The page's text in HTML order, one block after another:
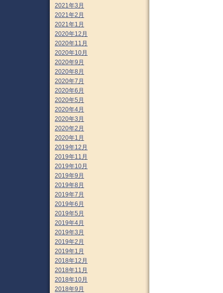
2021年3月
2021年2月
2021年1月
2020年12月
2020年11月
2020年10月
2020年9月
2020年8月
2020年7月
2020年6月
2020年5月
2020年4月
2020年3月
2020年2月
2020年1月
2019年12月
2019年11月
2019年10月
2019年9月
2019年8月
2019年7月
2019年6月
2019年5月
2019年4月
2019年3月
2019年2月
2019年1月
2018年12月
2018年11月
2018年10月
2018年9月